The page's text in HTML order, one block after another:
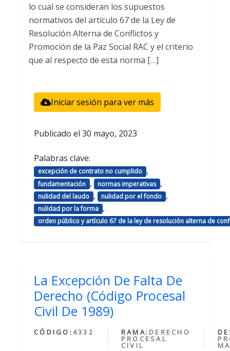
lo cual se consideran los supuestos
normativos del artículo 67 de la Ley de
Resolución Alterna de Conflictos y
Promoción de la Paz Social RAC y el criterio
que al respecto de esta norma […]
Iniciar sesión para ver más
Publicado el 30 mayo, 2023
Palabras clave:
excepción de contrato no cumplido ,
fundamentación , normas imperativas ,
nulidad del laudo , nulidad por el fondo ,
nulidad por la forma ,
orden público y artículo 67 de la ley de resolución alterna de
La Excepción De Falta De
Derecho (Código Procesal
Civil De 1989)
CÓDIGO:4332 RAMA: DERECHO
PROCESAL
CIVIL